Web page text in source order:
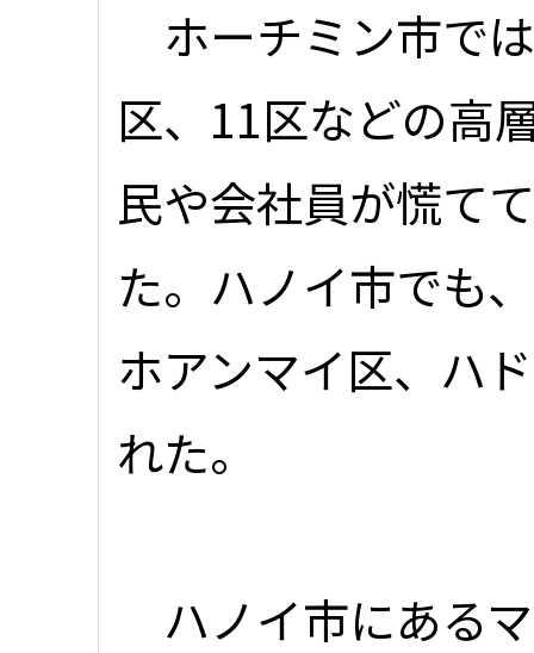
ホーチミン市で
区、11区などの高
民や会社員が慌て
た。ハノイ市でも
ホアンマイ区、ハ
れた。
ハノイ市にある